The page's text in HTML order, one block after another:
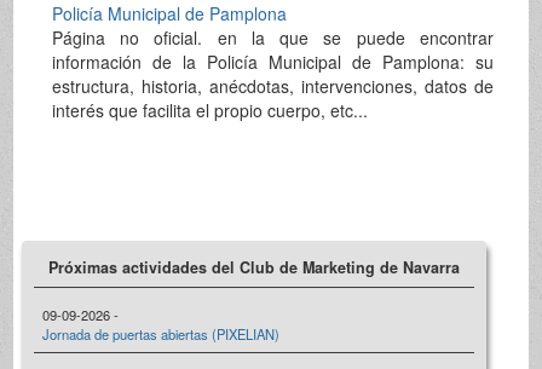
Policía Municipal de Pamplona
Página no oficial. en la que se puede encontrar
información de la Policía Municipal de Pamplona: su
estructura, historia, anécdotas, intervenciones, datos de
interés que facilita el propio cuerpo, etc...
Próximas actividades del Club de Marketing de Navarra
09-09-2026 -
Jornada de puertas abiertas (PIXELIAN)